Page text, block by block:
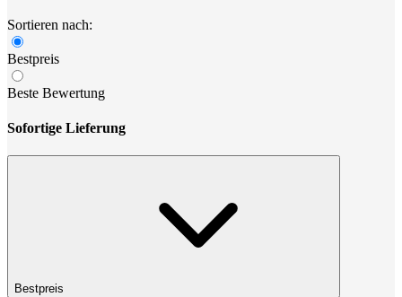
Sortieren nach:
Bestpreis
Beste Bewertung
Sofortige Lieferung
Bestpreis